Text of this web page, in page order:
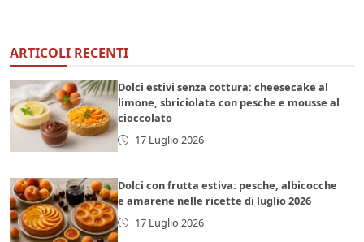
ARTICOLI RECENTI
Dolci estivi senza cottura: cheesecake al
limone, sbriciolata con pesche e mousse al
cioccolato
17 Luglio 2026
Dolci con frutta estiva: pesche, albicocche
e amarene nelle ricette di luglio 2026
17 Luglio 2026